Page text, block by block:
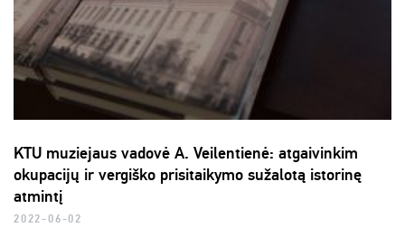
KTU muziejaus vadovė A. Veilentienė: atgaivinkim
okupacijų ir vergiško prisitaikymo sužalotą istorinę
atmintį
2022-06-02